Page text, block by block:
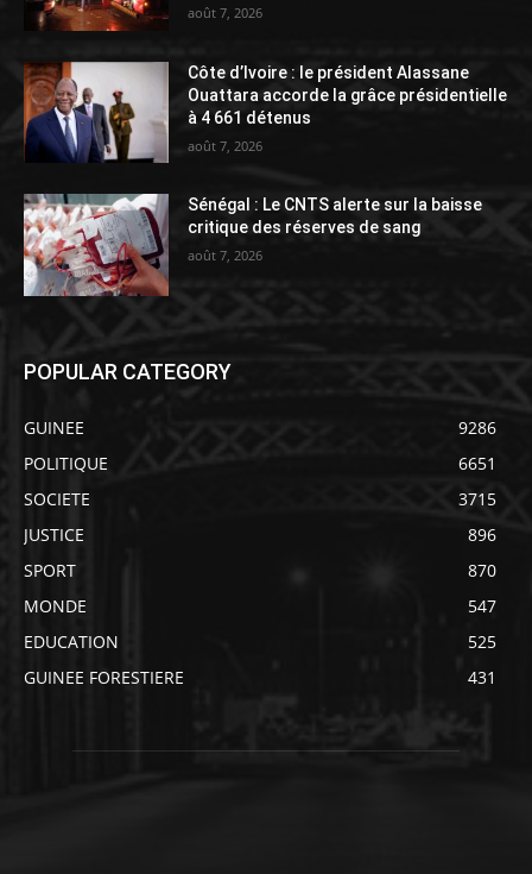
août 7, 2026
Côte d’Ivoire : le président Alassane
Ouattara accorde la grâce présidentielle
à 4 661 détenus
août 7, 2026
Sénégal : Le CNTS alerte sur la baisse
critique des réserves de sang
août 7, 2026
POPULAR CATEGORY
GUINEE
9286
POLITIQUE
6651
SOCIETE
3715
JUSTICE
896
SPORT
870
MONDE
547
EDUCATION
525
GUINEE FORESTIERE
431